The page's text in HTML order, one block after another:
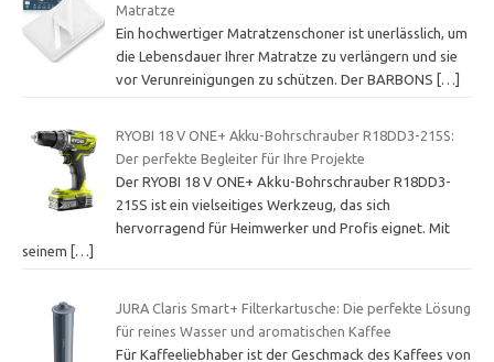
Matratze
Ein hochwertiger Matratzenschoner ist unerlässlich, um
die Lebensdauer Ihrer Matratze zu verlängern und sie
vor Verunreinigungen zu schützen. Der BARBONS
[…]
RYOBI 18 V ONE+ Akku-Bohrschrauber R18DD3-215S:
Der perfekte Begleiter für Ihre Projekte
Der RYOBI 18 V ONE+ Akku-Bohrschrauber R18DD3-
215S ist ein vielseitiges Werkzeug, das sich
hervorragend für Heimwerker und Profis eignet. Mit
seinem
[…]
JURA Claris Smart+ Filterkartusche: Die perfekte Lösung
für reines Wasser und aromatischen Kaffee
Für Kaffeeliebhaber ist der Geschmack des Kaffees von